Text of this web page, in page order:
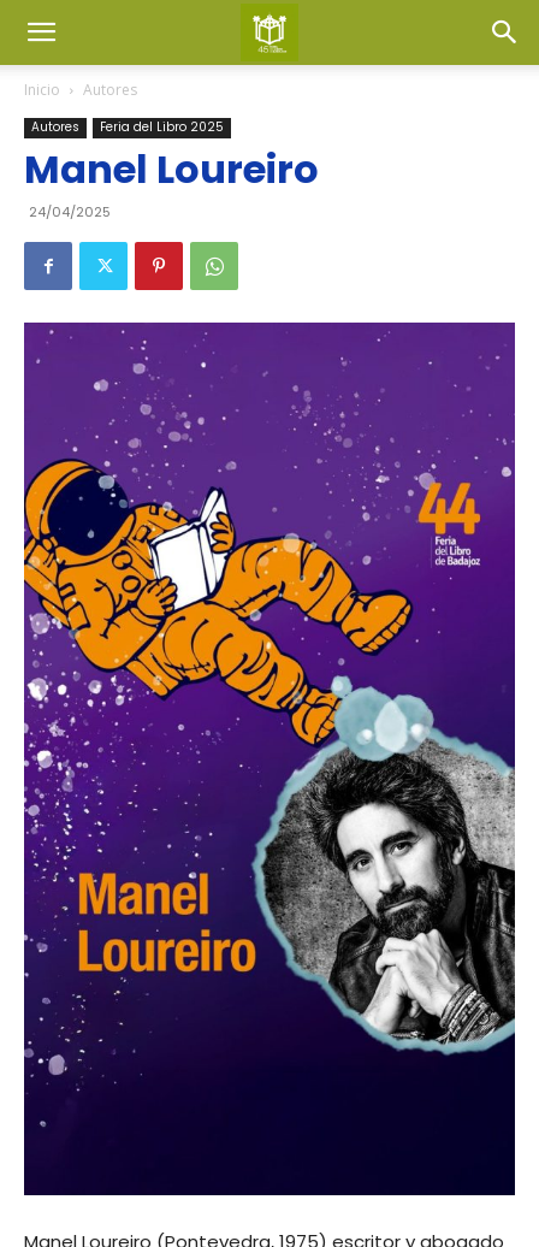
Inicio Autores
Autores Feria del Libro 2025
Manel Loureiro
24/04/2025